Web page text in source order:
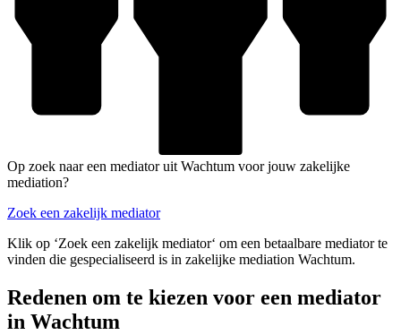
Op zoek naar een mediator uit Wachtum voor jouw zakelijke
mediation?
Zoek een zakelijk mediator
Klik op ‘Zoek een zakelijk mediator‘ om een betaalbare mediator te
vinden die gespecialiseerd is in zakelijke mediation Wachtum.
Redenen om te kiezen voor een mediator
in Wachtum